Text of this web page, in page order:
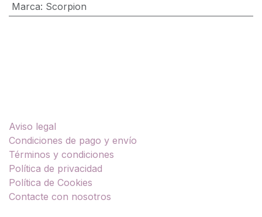
Marca: Scorpion
Aviso legal
Condiciones de pago y envío
Términos y condiciones
Política de privacidad
Política de Cookies
Contacte con nosotros